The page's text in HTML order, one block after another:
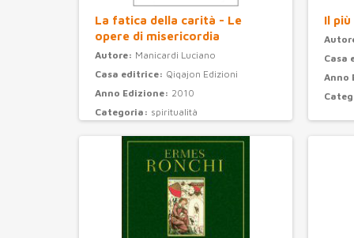
La fatica della carità - Le
opere di misericordia
Autore: Manicardi Luciano
Casa editrice: Qiqajon Edizioni
Anno Edizione: 2010
Categoria: spiritualità
Il
Casa
Anno